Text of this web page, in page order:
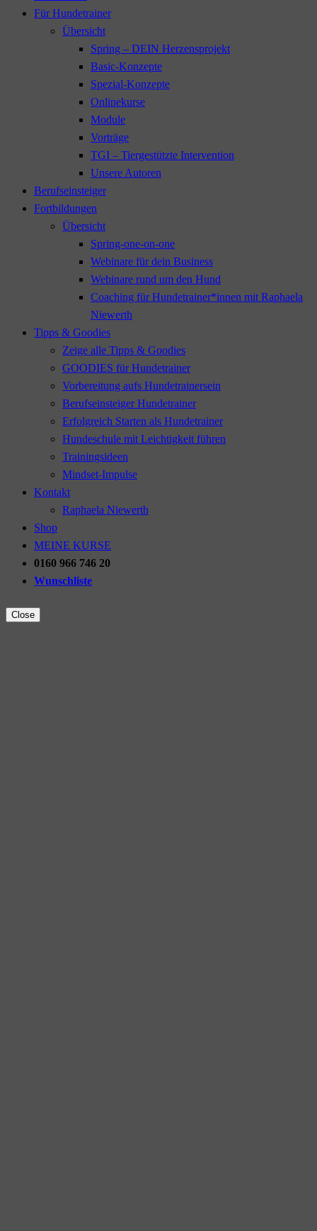
Für Hundetrainer
Übersicht
Spring – DEIN Herzensprojekt
Basic-Konzepte
Spezial-Konzepte
Onlinekurse
Module
Vorträge
TGI – Tiergestützte Intervention
Unsere Autoren
Berufseinsteiger
Fortbildungen
Übersicht
Spring-one-on-one
Webinare für dein Business
Webinare rund um den Hund
Coaching für Hundetrainer*innen mit Raphaela
Niewerth
Tipps & Goodies
Zeige alle Tipps & Goodies
GOODIES für Hundetrainer
Vorbereitung aufs Hundetrainersein
Berufseinsteiger Hundetrainer
Erfolgreich Starten als Hundetrainer
Hundeschule mit Leichtigkeit führen
Trainingsideen
Mindset-Impulse
Kontakt
Raphaela Niewerth
Shop
MEINE KURSE
0160 966 746 20
Wunschliste
Close